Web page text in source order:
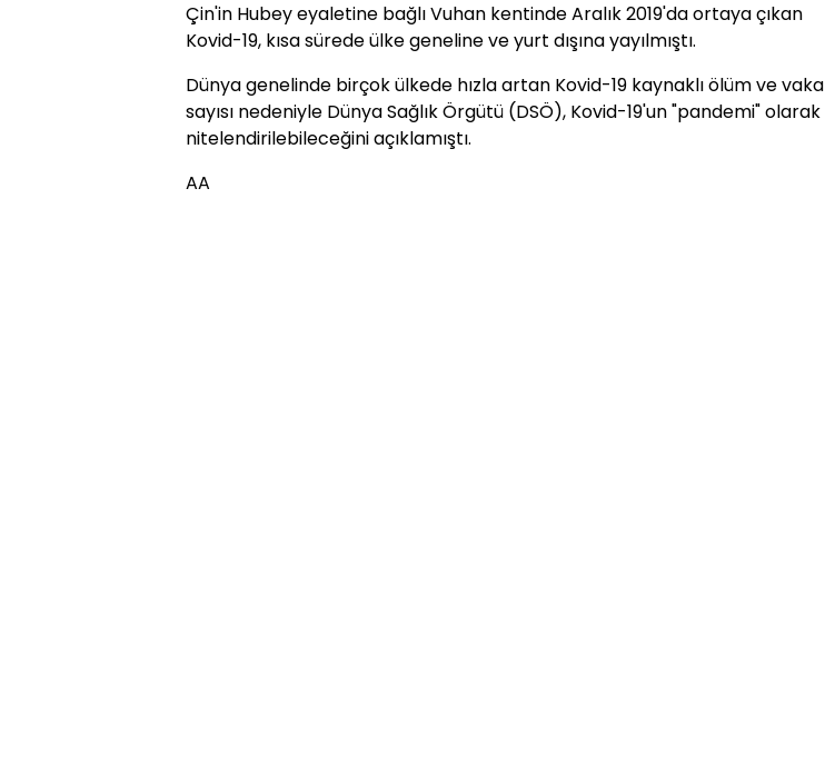
Çin'in Hubey eyaletine bağlı Vuhan kentinde Aralık 2019'da ortaya çıkan
Kovid-19, kısa sürede ülke geneline ve yurt dışına yayılmıştı.
Dünya genelinde birçok ülkede hızla artan Kovid-19 kaynaklı ölüm ve vaka
sayısı nedeniyle Dünya Sağlık Örgütü (DSÖ), Kovid-19'un "pandemi" olarak
nitelendirilebileceğini açıklamıştı.
AA